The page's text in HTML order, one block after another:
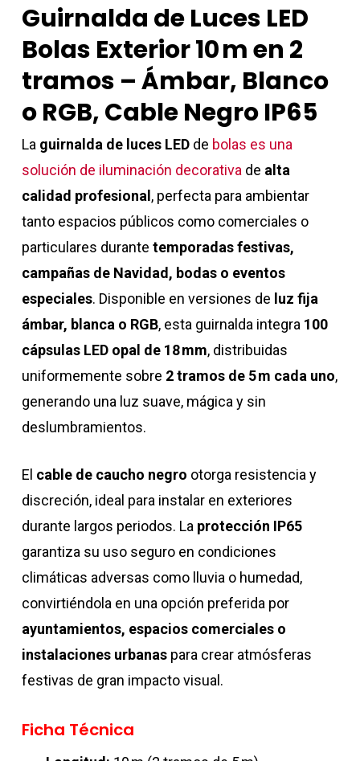
Guirnalda de Luces LED
Bolas Exterior 10 m en 2
tramos – Ámbar, Blanco
o RGB, Cable Negro IP65
La guirnalda de luces LEDde bolas es una
solución de iluminación decorativa de alta
calidad profesional, perfecta para ambientar
tanto espacios públicos como comerciales o
particulares durante temporadas festivas,
campañas de Navidad, bodas o eventos
especiales. Disponible en versiones de luz fija
ámbar, blanca o RGB, esta guirnalda integra 100
cápsulas LED opal de 18 mm, distribuidas
uniformemente sobre 2 tramos de 5 m cada uno,
generando una luz suave, mágica y sin
deslumbramientos.
El cable de caucho negro otorga resistencia y
discreción, ideal para instalar en exteriores
durante largos periodos. La protección IP65
garantiza su uso seguro en condiciones
climáticas adversas como lluvia o humedad,
convirtiéndola en una opción preferida por
ayuntamientos, espacios comerciales o
instalaciones urbanaspara crear atmósferas
festivas de gran impacto visual.
Ficha Técnica